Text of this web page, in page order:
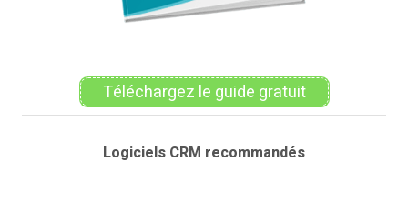
Téléchargez le guide gratuit
Logiciels CRM recommandés